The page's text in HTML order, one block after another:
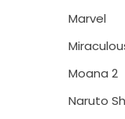
Marvel
Moana 2
Naruto